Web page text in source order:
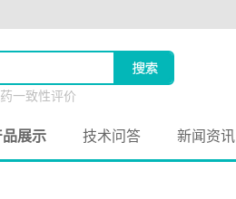
一致性评价
品展示 技术问答 新闻资讯